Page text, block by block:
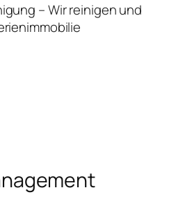
– Wir reinigen und